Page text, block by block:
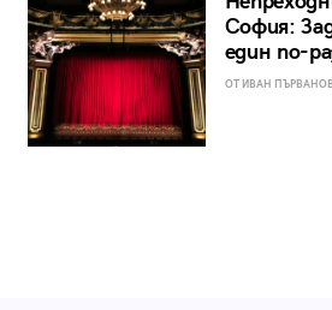
София:
един по-
ОТ ИВАН ПЪРВАНОВ